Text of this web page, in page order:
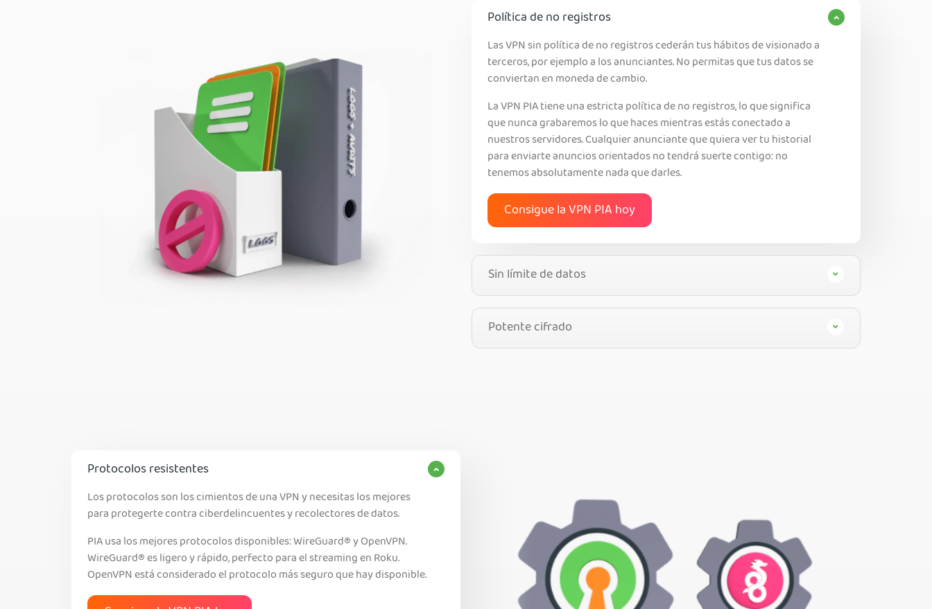
Política de no registros
Las VPN sin política de no registros cederán tus hábitos de visionado a
terceros, por ejemplo a los anunciantes. No permitas que tus datos se
conviertan en moneda de cambio.
La VPN PIA tiene una estricta política de no registros, lo que significa
que nunca grabaremos lo que haces mientras estás conectado a
nuestros servidores. Cualquier anunciante que quiera ver tu historial
para enviarte anuncios orientados no tendrá suerte contigo: no
tenemos absolutamente nada que darles.
Consigue la VPN PIA hoy
Sin límite de datos
Potente cifrado
Protocolos resistentes
Los protocolos son los cimientos de una VPN y necesitas los mejores
para protegerte contra ciberdelincuentes y recolectores de datos.
PIA usa los mejores protocolos disponibles: WireGuard® y OpenVPN.
WireGuard® es ligero y rápido, perfecto para el streaming en Roku.
OpenVPN está considerado el protocolo más seguro que hay disponible.